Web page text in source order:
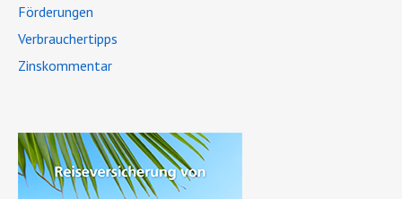
Förderungen
Verbrauchertipps
Zinskommentar